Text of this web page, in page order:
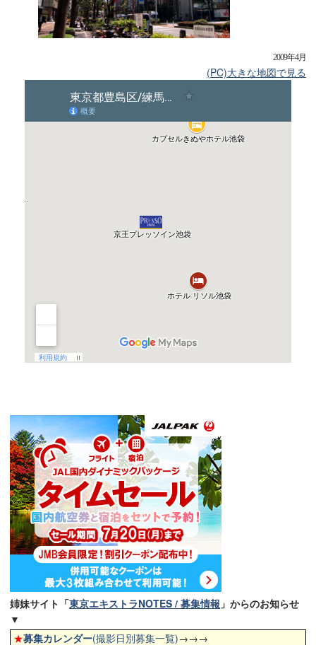
2009年4月
(PC)大きな地図で見る
姉妹サイト「東京エキストラNOTES / 募集情報 」からのお知らせ
▼
★募集カレンダー(撮影日別募集一覧)→→→